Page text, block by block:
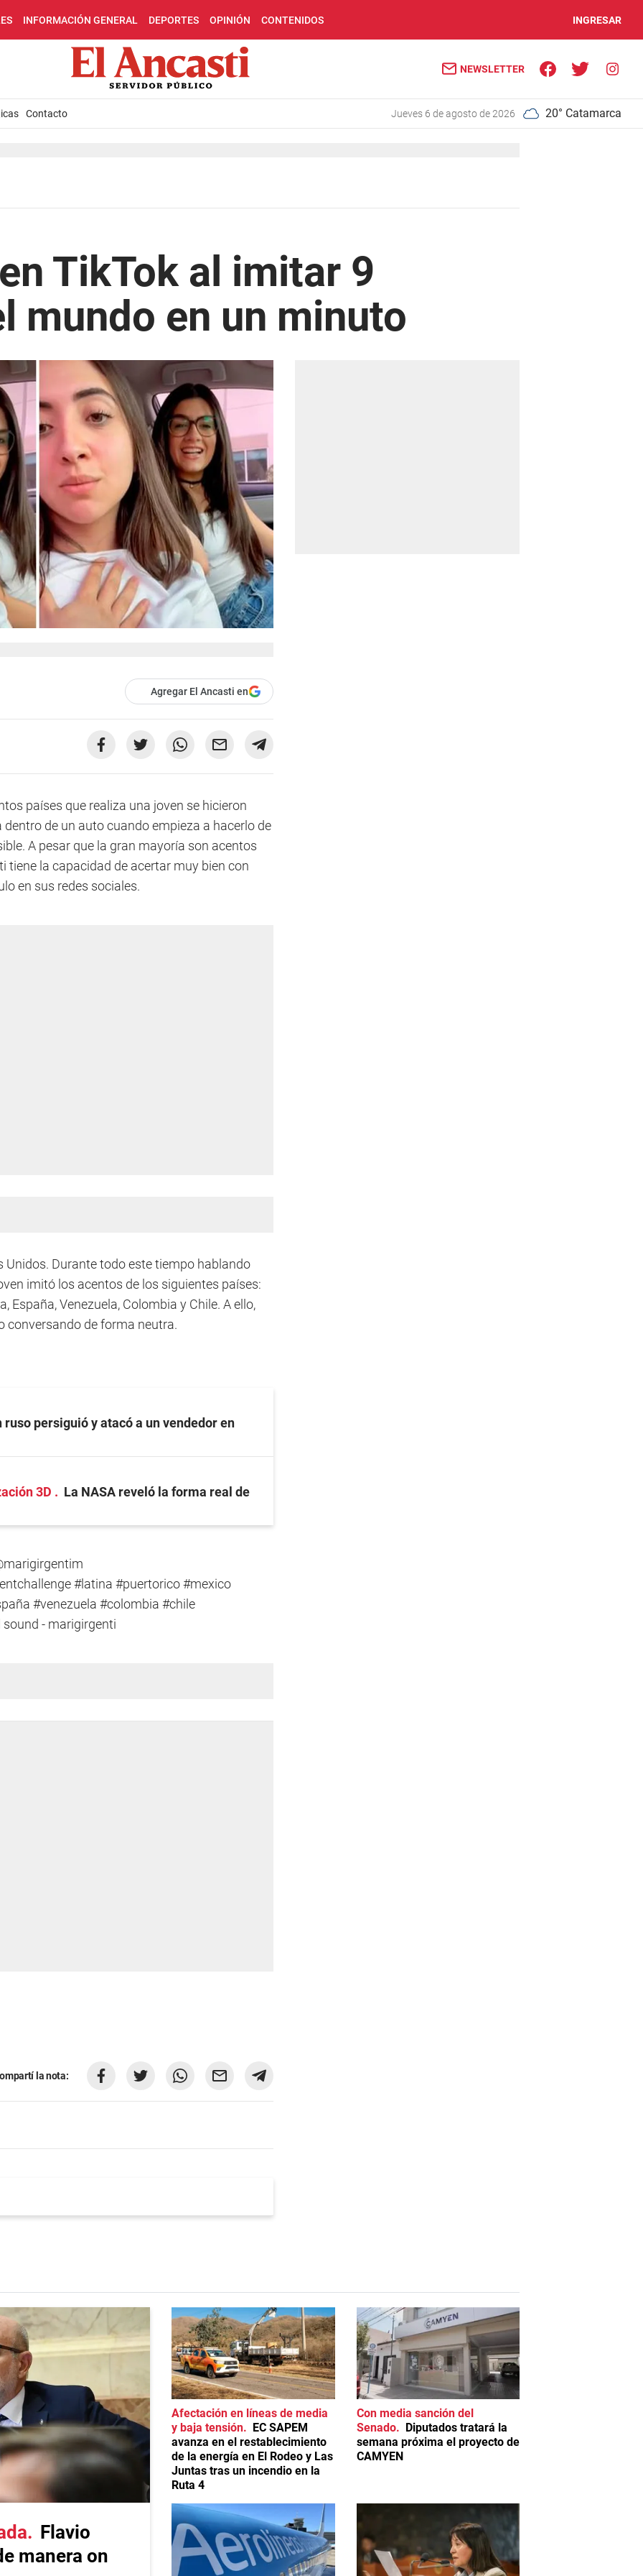
INFORMACIÓN GENERAL DEPORTES OPINIÓN CONTENIDOS INGRESAR
NEWSLETTER
Contacto jueves 6 de agosto de 2026 20° Catamarca
TikTok al imitar 9
mundo en un minuto
Agregar El Ancasti en
países que realiza una joven se hicieron
dentro de un auto cuando empieza a hacerlo de
A pesar que la gran mayoría son acentos
tiene la capacidad de acertar muy bien con
en sus redes sociales.
Unidos. Durante todo este tiempo hablando
imitó los acentos de los siguientes países:
España, Venezuela, Colombia y Chile. A ello,
conversando de forma neutra.
ruso persiguió y atacó a un vendedor en
3D
La NASA reveló la forma real de
#latina #puertorico#mexico
#venezuela #colombia #chile
sound - marigirgenti
la nota:
Flavio
manera on
Afectación en líneas de media
y baja tensión
EC SAPEM
avanza en el restablecimiento
de la energía en El Rodeo y Las
Juntas tras un incendio en la
Ruta 4
Con media sanción del
Senado
Diputados tratará la
semana próxima el proyecto de
CAMYEN